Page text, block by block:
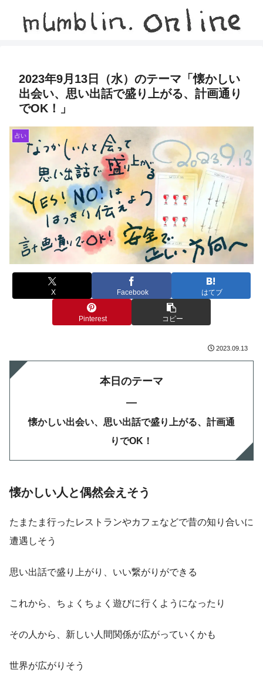
2023年9月13日（水）のテーマ「懐かしい
出会い、思い出話で盛り上がる、計画通り
でOK！」
占い
X Facebook はてブ
Pinterest コピー
2023.09.13
本日のテーマ
—
懐かしい出会い、思い出話で盛り上がる、計画通
りでOK！
懐かしい人と偶然会えそう
たまたま行ったレストランやカフェなどで昔の知り合いに
遭遇しそう
思い出話で盛り上がり、いい繋がりができる
これから、ちょくちょく遊びに行くようになったり
その人から、新しい人間関係が広がっていくかも
世界が広がりそう